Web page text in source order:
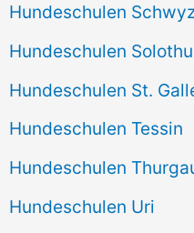
Hundeschulen
Hundeschulen
Hundeschulen St.
Hundeschulen Tessin
Hundeschulen
Hundeschulen Uri